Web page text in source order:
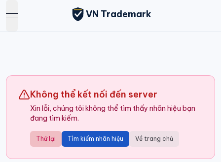
open navigation menu
VN Trademark
Không thể kết nối đến server
Xin lỗi, chúng tôi không thể tìm thấy nhãn hiệu bạn
đang tìm kiếm.
Thử lại Tìm kiếm nhãn hiệu Về trang chủ